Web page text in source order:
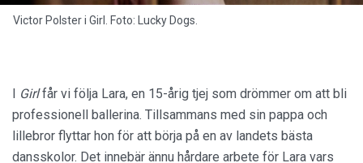
Victor Polster i Girl. Foto: Lucky Dogs.
I Girlfår vi följa Lara, en 15-årig tjej som drömmer om att bli
professionell ballerina. Tillsammans med sin pappa och
lillebror flyttar hon för att börja på en av landets bästa
dansskolor. Det innebär ännu hårdare arbete för Lara vars